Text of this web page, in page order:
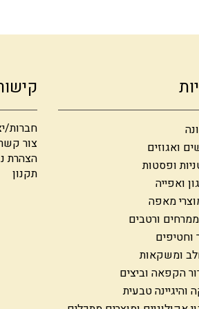
ואגוזים
ופסטות
ואפייה
מאפה
ורטבים
וחטיפים
ומשקאות
הקפאה וביצים
והיגיינה טבעית
חברות/
צור
הצהרת
תקנון